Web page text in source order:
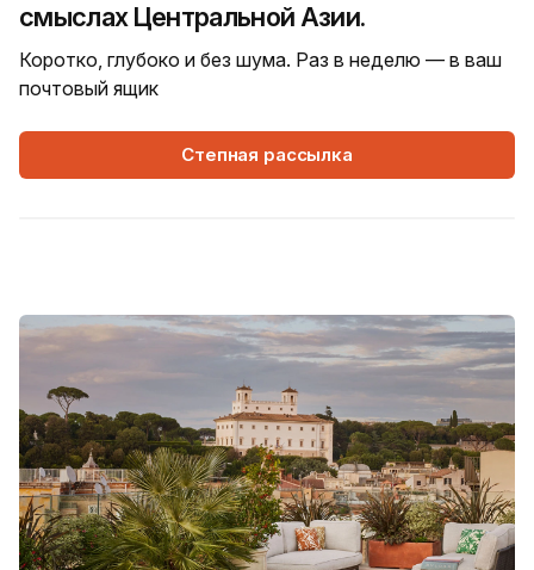
смыслах Центральной Азии.
Коротко, глубоко и без шума. Раз в неделю — в ваш
почтовый ящик
Степная рассылка